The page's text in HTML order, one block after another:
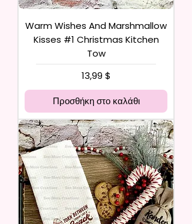
Warm Wishes And Marshmallow
Kisses #1 Christmas Kitchen
Tow
Τιμή
13,99 $
Προσθήκη στο καλάθι